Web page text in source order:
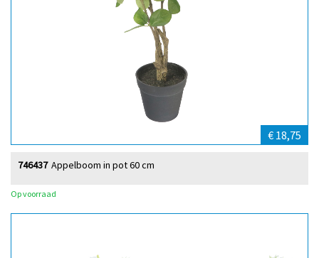
€ 18,75
Appelboom in pot 60 cm
746437
Op voorraad